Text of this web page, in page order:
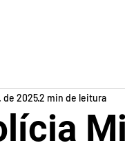
de 20252 min de leitura